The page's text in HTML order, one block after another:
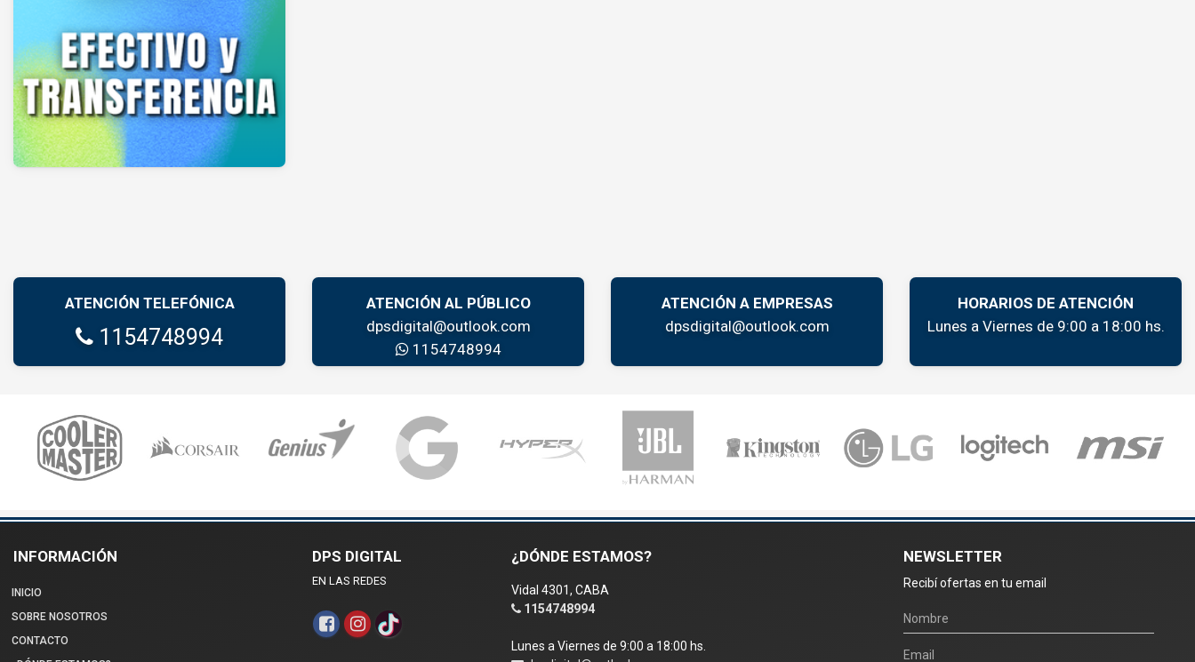
ATENCIÓN TELEFÓNICA
1154748994
ATENCIÓN AL PÚBLICO
dpsdigital@outlook.com
1154748994
ATENCIÓN A EMPRESAS
dpsdigital@outlook.com
HORARIOS DE ATENCIÓN
Lunes a Viernes de 9:00 a 18:00 hs.
INFORMACIÓN
INICIO
SOBRE NOSOTROS
CONTACTO
DPS DIGITAL
EN LAS REDES
¿DÓNDE ESTAMOS?
Vidal 4301, CABA
1154748994
Lunes a Viernes de 9:00 a 18:00 hs.
NEWSLETTER
Recibí ofertas en tu email